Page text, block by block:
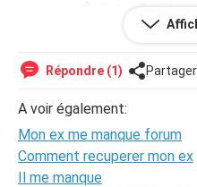
est partit Ét îl s'en fou de
avec option sport de
reprise maintenant il a fait
voudrais temps qu'il revienne
Ou donnez moi des conseils
Répondre (1) Partager
A voir également:
Mon ex me manque forum
Comment recuperer mon ex
Il me manque